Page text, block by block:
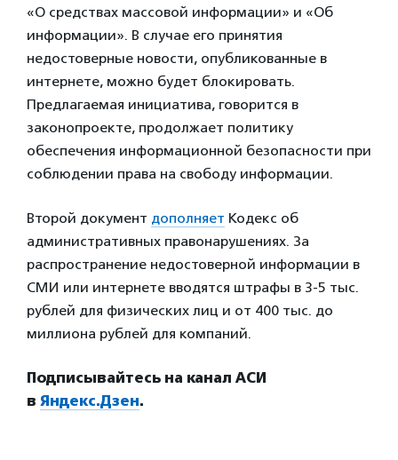
«О средствах массовой информации» и «Об
информации». В случае его принятия
недостоверные новости, опубликованные в
интернете, можно будет блокировать.
Предлагаемая инициатива, говорится в
законопроекте, продолжает политику
обеспечения информационной безопасности при
соблюдении права на свободу информации.
Второй документ дополняет Кодекс об
административных правонарушениях. За
распространение недостоверной информации в
СМИ или интернете вводятся штрафы в 3-5 тыс.
рублей для физических лиц и от 400 тыс. до
миллиона рублей для компаний.
Подписывайтесь на канал АСИ
в Яндекс.Дзен.